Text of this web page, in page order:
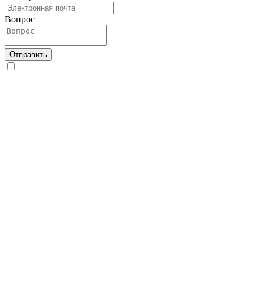
Вопрос
Отправить